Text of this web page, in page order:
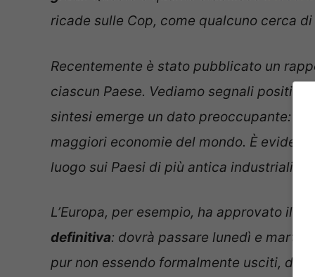
ricade sulle Cop, come qualcuno cerca
Recentemente è stato pubblicato un
ciascun Paese. Vediamo segnali positivi,
sintesi emerge un dato preoccupante:
maggiori economie del mondo. È
luogo sui Paesi di più antica
L’Europa, per esempio, ha approvato il
definitiva: dovrà passare lunedì e
pur non essendo formalmente usciti, di